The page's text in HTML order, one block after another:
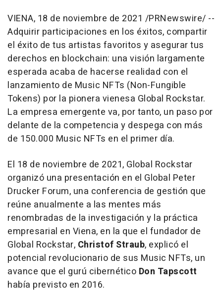
VIENA, 18 de noviembre de 2021 /PRNewswire/ --
Adquirir participaciones en los éxitos, compartir
el éxito de tus artistas favoritos y asegurar tus
derechos en blockchain: una visión largamente
esperada acaba de hacerse realidad con el
lanzamiento de Music NFTs (Non-Fungible
Tokens) por la pionera vienesa Global Rockstar.
La empresa emergente va, por tanto, un paso por
delante de la competencia y despega con más
de 150.000 Music NFTs en el primer día.
El 18 de noviembre de 2021, Global Rockstar
organizó una presentación en el Global Peter
Drucker Forum, una conferencia de gestión que
reúne anualmente a las mentes más
renombradas de la investigación y la práctica
empresarial en Viena, en la que el fundador de
Global Rockstar, Christof Straub, explicó el
potencial revolucionario de sus Music NFTs, un
avance que el gurú cibernético Don Tapscott
había previsto en 2016.